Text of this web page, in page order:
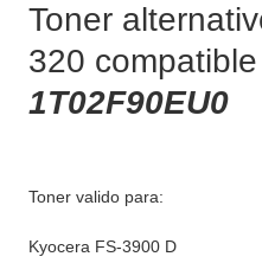
Toner
320
1T02F90EU0
Toner valido para:
Kyocera FS-3900 D